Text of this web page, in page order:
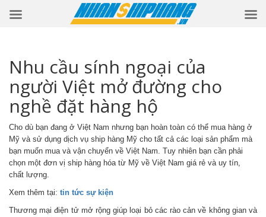
Nhu cầu sính ngoại của
người Việt mở đường cho
nghề đặt hàng hộ
Cho dù bạn đang ở Việt Nam nhưng bạn hoàn toàn có thể mua hàng ở
Mỹ và sử dụng dịch vụ ship hàng Mỹ cho tất cả các loại sản phẩm mà
bạn muốn mua và vận chuyển về Việt Nam. Tuy nhiên bạn cần phải
chọn một đơn vị ship hàng hóa từ Mỹ về Việt Nam giá rẻ và uy tín,
chất lượng.
Xem thêm tại: tin tức sự kiện
Thương mại điện tử mở rộng giúp loại bỏ các rào cản về không gian và